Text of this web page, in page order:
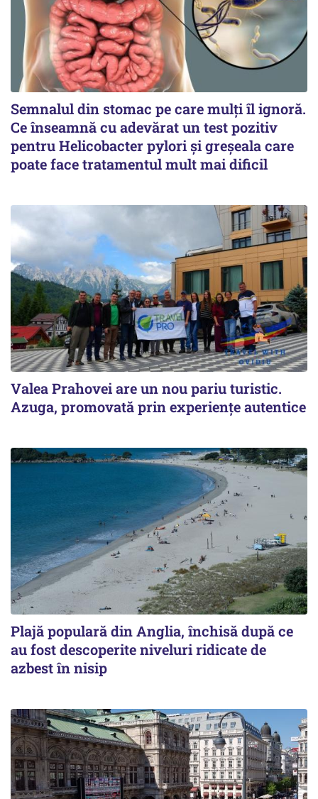
Semnalul din stomac pe care mulți îl ignoră.
Ce înseamnă cu adevărat un test pozitiv
pentru Helicobacter pylori și greșeala care
poate face tratamentul mult mai dificil
Valea Prahovei are un nou pariu turistic.
Azuga, promovată prin experiențe autentice
Plajă populară din Anglia, închisă după ce
au fost descoperite niveluri ridicate de
azbest în nisip